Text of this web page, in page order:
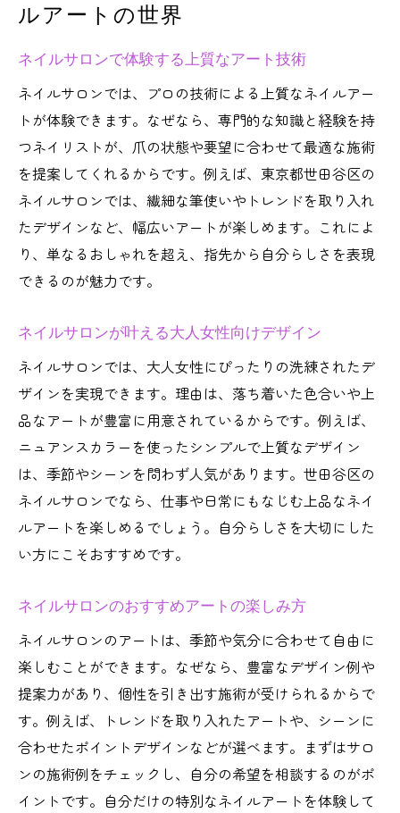
ルアートの世界
ネイルサロンで体験する上質なアート技術
ネイルサロンでは、プロの技術による上質なネイルアー
トが体験できます。なぜなら、専門的な知識と経験を持
つネイリストが、爪の状態や要望に合わせて最適な施術
を提案してくれるからです。例えば、東京都世田谷区の
ネイルサロンでは、繊細な筆使いやトレンドを取り入れ
たデザインなど、幅広いアートが楽しめます。これによ
り、単なるおしゃれを超え、指先から自分らしさを表現
できるのが魅力です。
ネイルサロンが叶える大人女性向けデザイン
ネイルサロンでは、大人女性にぴったりの洗練されたデ
ザインを実現できます。理由は、落ち着いた色合いや上
品なアートが豊富に用意されているからです。例えば、
ニュアンスカラーを使ったシンプルで上質なデザイン
は、季節やシーンを問わず人気があります。世田谷区の
ネイルサロンでなら、仕事や日常にもなじむ上品なネイ
ルアートを楽しめるでしょう。自分らしさを大切にした
い方にこそおすすめです。
ネイルサロンのおすすめアートの楽しみ方
ネイルサロンのアートは、季節や気分に合わせて自由に
楽しむことができます。なぜなら、豊富なデザイン例や
提案力があり、個性を引き出す施術が受けられるからで
す。例えば、トレンドを取り入れたアートや、シーンに
合わせたポイントデザインなどが選べます。まずはサロ
ンの施術例をチェックし、自分の希望を相談するのがポ
イントです。自分だけの特別なネイルアートを体験して